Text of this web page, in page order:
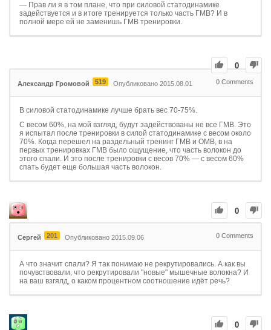
— Прав ли я в том плане, что при силовой статодинамике
задействуется и в итоге тренируется только часть ГМВ? И в
полной мере ей не заменишь ГМВ тренировки.
0
Александр Громовой 519 Опубликовано 2015.08.01 0 Comments
В силовой статодинамике лучше брать вес 70-75%.
С весом 60%, на мой взгляд, будут задействованы не все ГМВ. Это
я испытал после тренировки в силой статодинамике с весом около
70%. Когда перешел на раздельный тренинг ГМВ и ОМВ, в на
первых тренировках ГМВ было ощущение, что часть волокон до
этого спали. И это после тренировки с весов 70% — с весом 60%
спать будет еще большая часть волокон.
0
Сергей 201 Опубликовано 2015.09.06 0 Comments
А что значит спали? Я так понимаю не рекрутировались. А как вы
почувствовали, что рекрутировали "новые" мышечные волокна? И
на ваш взгялд, о каком процентном соотношение идёт речь?
0